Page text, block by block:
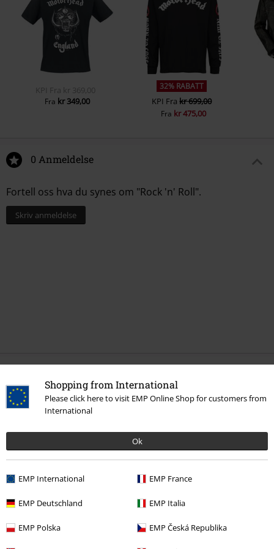
Shopping from International
Please click here to visit EMP Online Shop for customers from
International
Ok
EMP International EMP France
EMP Deutschland EMP Italia
EMP Polska EMP Česká Republika
KPI Fra kr 369,00
Fra kr 349,00
32% RABATT
KPI Frakr 699,00
Fra kr 475,00
0 Anmeldelse
Fortell oss hva du synes om "Rock 'n' Roll".
Skriv anmeldelse
Flere kategorier. Flere valgmuligheter.
Bandmerch Sjanger Heavy metal
Bandmerch Top Bands Motörhead Media LPer
Bandmerch Media